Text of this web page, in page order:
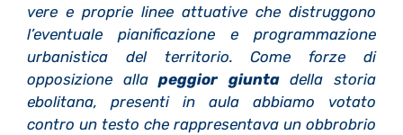
vere e proprie linee attuative che distruggono
l’eventuale pianificazione e programmazione
urbanistica del territorio. Come forze di
opposizione allapeggior giuntadella storia
ebolitana, presenti in aula abbiamo votato
contro un testo che rappresentava un obbrobrio